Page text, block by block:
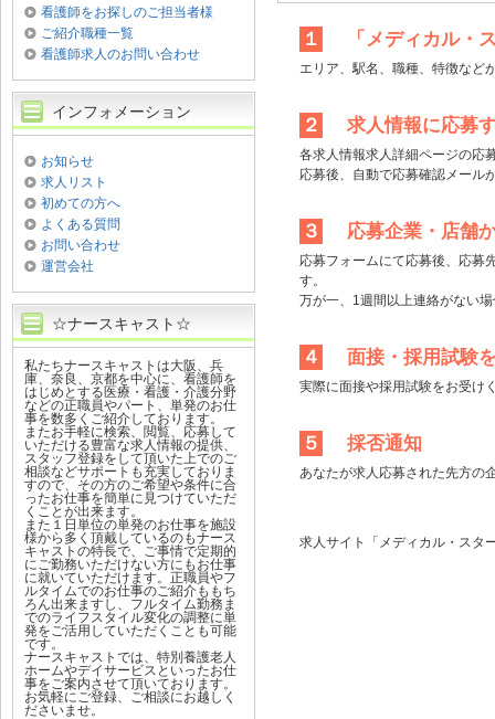
１ 「メディカル・
エリア、駅名、職種、特徴など
２ 求人情報に応募
各求人情報求人詳細ページの応
応募後、自動で応募確認メール
３ 応募企業・店舗
応募フォームにて応募後、応募
す。
万が一、1週間以上連絡がない
４ 面接・採用試験
実際に面接や採用試験をお受け
５ 採否通知
あなたが求人応募された先方の
求人サイト「メディカル・スタ
看護師をお探しのご担当者様
ご紹介職種一覧
看護師求人のお問い合わせ
インフォメーション
お知らせ
求人リスト
初めての方へ
よくある質問
お問い合わせ
運営会社
☆ナースキャスト☆
私たちナースキャストは大阪、兵
庫、奈良、京都を中心に、看護師を
はじめとする医療・看護・介護分野
などの正職員やパート、単発のお仕
事を数多くご紹介しております。
またお手軽に検索、閲覧、応募して
いただける豊富な求人情報の提供、
スタッフ登録をして頂いた上でのご
相談などサポートも充実しておりま
すので、その方のご希望や条件に合
ったお仕事を簡単に見つけていただ
くことが出来ます。
また１日単位の単発のお仕事を施設
様から多く頂戴しているのもナース
キャストの特長で、ご事情で定期的
にご勤務いただけない方にもお仕事
に就いていただけます。正職員やフ
ルタイムでのお仕事のご紹介ももち
ろん出来ますし、フルタイム勤務ま
でのライフスタイル変化の調整に単
発をご活用していただくことも可能
です。
ナースキャストでは、特別養護老人
ホームやデイサービスといったお仕
事をご案内させて頂いております。
お気軽にご登録、ご相談にお越しく
ださいませ。